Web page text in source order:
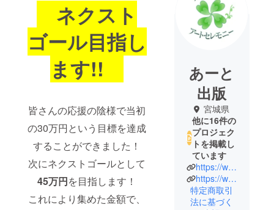
ネクスト
ゴール目指し
ます!!
皆さんの応援の陰様で当初
の30万円という目標を達成
することができました！
次にネクストゴールとして
45万円を目指します！
これにより集めた金額で、
あーと
出版
宮城県
他に16件の
プロジェク
トを掲載し
ています
https://www.artshuppan.com/
https://www.artceremony.co.jp/
特定商取引
法に基づく